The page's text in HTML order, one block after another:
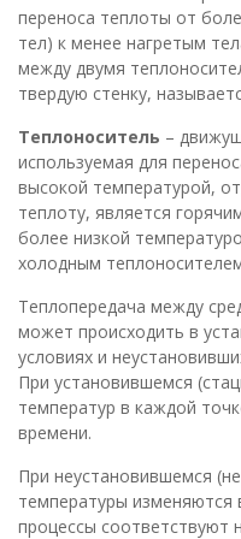
переноса теплоты от
тел) к менее нагретым
между двумя
твердую стенку,
Теплоноситель –
используемая для
высокой температурой,
теплоту, является
более низкой
холодным
Теплопередача между
может происходить в
условиях и
При установившемся
температур в каждой
времени.
При неустановившемся
температуры изменяются
процессы соответствуют